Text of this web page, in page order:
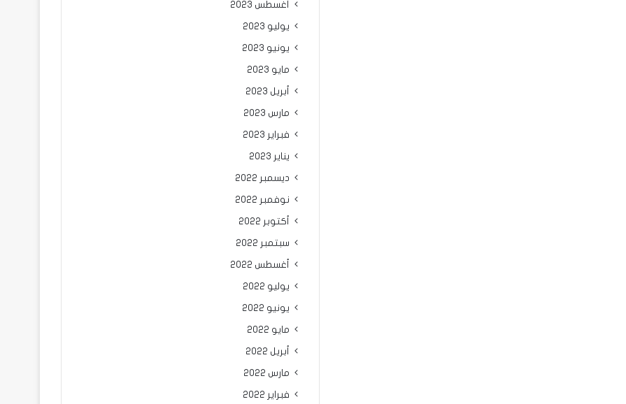
أغسطس 2023
يوليو 2023
يونيو 2023
مايو 2023
أبريل 2023
مارس 2023
فبراير 2023
يناير 2023
ديسمبر 2022
نوفمبر 2022
أكتوبر 2022
سبتمبر 2022
أغسطس 2022
يوليو 2022
يونيو 2022
مايو 2022
أبريل 2022
مارس 2022
فبراير 2022